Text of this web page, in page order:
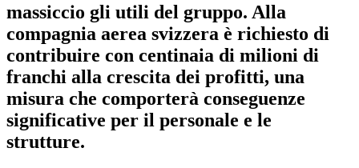
massiccio gli utili del gruppo. Alla
compagnia aerea svizzera è richiesto di
contribuire con centinaia di milioni di
franchi alla crescita dei profitti, una
misura che comporterà conseguenze
significative per il personale e le
strutture.